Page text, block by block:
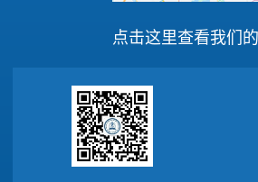
点击这里查看我们